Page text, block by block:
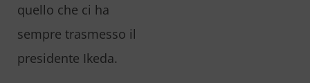
quello che ci ha
sempre trasmesso il
presidente Ikeda.